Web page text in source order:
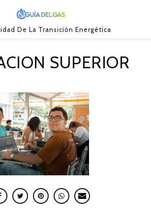
De La Transición Energética
SUPERIOR